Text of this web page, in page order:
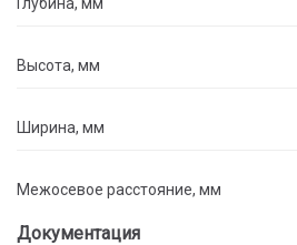
Высота, мм
Ширина, мм
Межосевое расстояние, мм
Документация